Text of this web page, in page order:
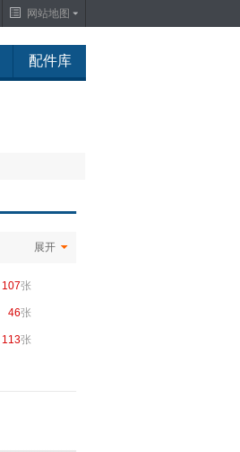
网站地图
配件库
展开
107张
46张
113张